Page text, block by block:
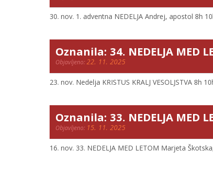
30. nov. 1. adventna NEDELJA Andrej, apostol 8h
Oznanila: 34. NEDELJA MED
Objavljeno:22. 11. 2025
23. nov. Nedelja KRISTUS KRALJ VESOLJSTVA 8h
Oznanila: 33. NEDELJA MED
Objavljeno: 15. 11. 2025
16. nov. 33. NEDELJA MED LETOM Marjeta